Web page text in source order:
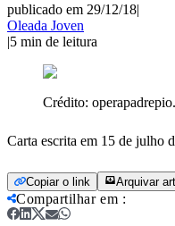
publicado em 29/12/18|
Oleada Joven
|5 min de leitura
Crédito:
Carta escrita em 15 de julho
Copiar o link Arquivar
Compartilhar em :